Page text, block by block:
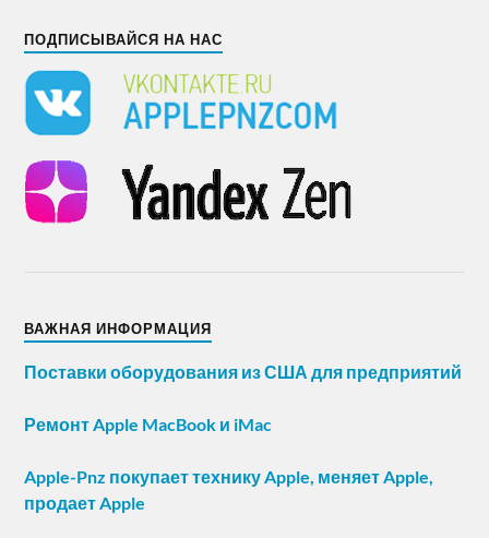
ПОДПИСЫВАЙСЯ НА НАС
ВАЖНАЯ ИНФОРМАЦИЯ
Поставки оборудования из США для предприятий
Ремонт Apple MacBook и iMac
Apple-Pnz покупает технику Apple, меняет Apple,
продает Apple